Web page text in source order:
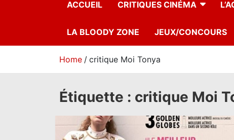
ACCUEIL CRITIQUES CINÉMA
LA BLOODY ZONE JEUX/CONCOURS
Home critique Moi Tonya
Étiquette : critique Moi